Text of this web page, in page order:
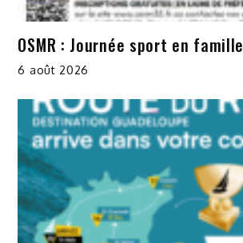
OSMR : Journée sport en famille
6 août 2026